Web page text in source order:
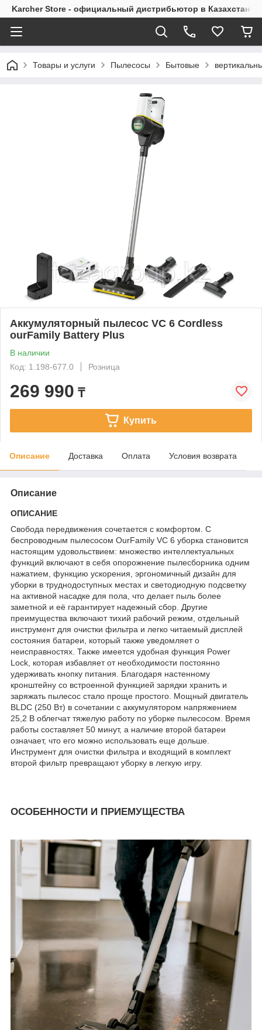
Karcher Store - официальный дистрибьютор в Казахстане
Товары и услуги Пылесосы Бытовые
Аккумуляторный пылесос VC 6 Cordless
ourFamily Battery Plus
В наличии
Код: 1.198-677.0
Розница
269 990 ₸
Купить
Описание Доставка Оплата Условия возврата
Описание
ОПИСАНИЕ
Свобода передвижения сочетается с комфортом. С
беспроводным пылесосом OurFamily VC 6 уборка становится
настоящим удовольствием: множество интеллектуальных
функций включают в себя опорожнение пылесборника одним
нажатием, функцию ускорения, эргономичный дизайн для
уборки в труднодоступных местах и ​​светодиодную подсветку
на активной насадке для пола, что делает пыль более
заметной и её гарантирует надежный сбор. Другие
преимущества включают тихий рабочий режим, отдельный
инструмент для очистки фильтра и легко читаемый дисплей
состояния батареи, который также уведомляет о
неисправностях. Также имеется удобная функция Power
Lock, которая избавляет от необходимости постоянно
удерживать кнопку питания. Благодаря настенному
кронштейну со встроенной функцией зарядки хранить и
заряжать пылесос стало проще простого. Мощный двигатель
BLDC (250 Вт) в сочетании с аккумулятором напряжением
25,2 В облегчат тяжелую работу по уборке пылесосом. Время
работы составляет 50 минут, а наличие второй батареи
означает, что его можно использовать еще дольше.
Инструмент для очистки фильтра и входящий в комплект
второй фильтр превращают уборку в легкую игру.
ОСОБЕННОСТИ И ПРИЕМУЩЕСТВА